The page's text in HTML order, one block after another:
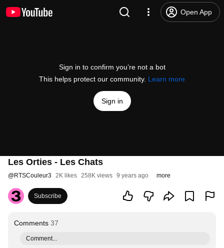
Open App
Sign in to confirm you’re not a bot
This helps protect our community. Learn more
Sign in
Les Orties - Les Chats
@RTSCouleur3 2K likes 258K views 9 years ago more
Subscribe
Comments 37
Comment...